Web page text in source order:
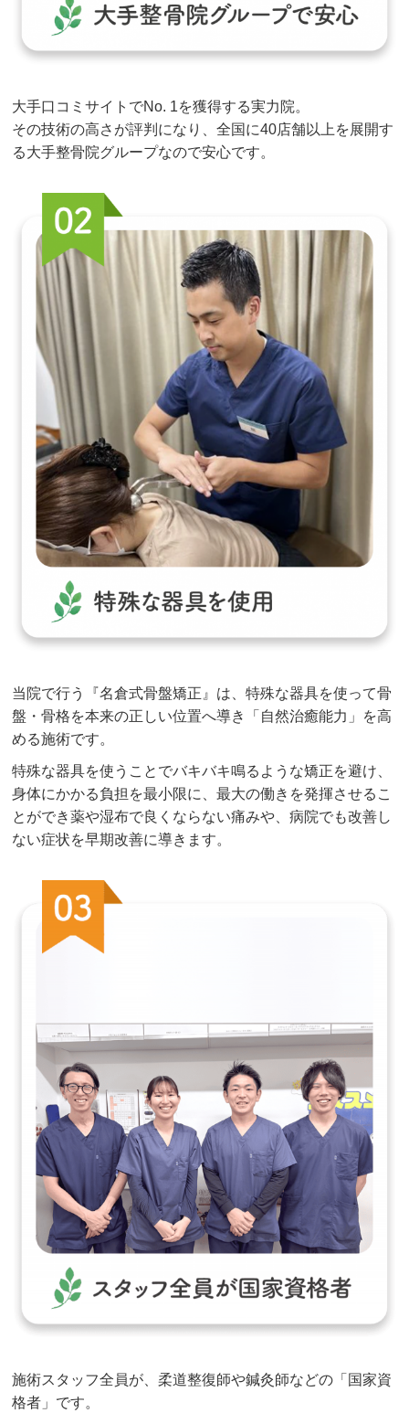
大手口コミサイトでNo. 1を獲得する実力院。
その技術の高さが評判になり、全国に40店舗以上を展開す
る大手整骨院グループなので安心です。
当院で行う『名倉式骨盤矯正』は、特殊な器具を使って骨
盤・骨格を本来の正しい位置へ導き「自然治癒能力」を高
める施術です。
特殊な器具を使うことでバキバキ鳴るような矯正を避け、
身体にかかる負担を最小限に、最大の働きを発揮させるこ
とができ薬や湿布で良くならない痛みや、病院でも改善し
ない症状を早期改善に導きます。
施術スタッフ全員が、柔道整復師や鍼灸師などの「国家資
格者」です。